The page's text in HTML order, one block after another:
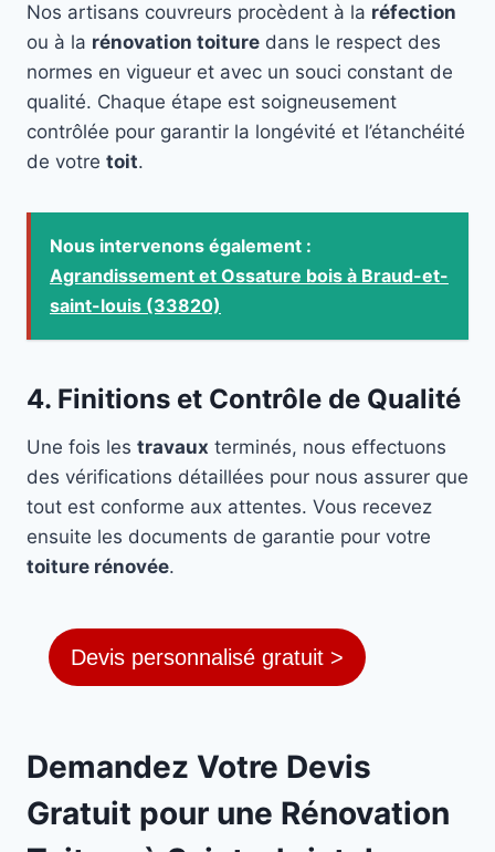
Nos artisans couvreurs procèdent à la réfection
ou à la rénovation toiture dans le respect des
normes en vigueur et avec un souci constant de
qualité. Chaque étape est soigneusement
contrôlée pour garantir la longévité et l’étanchéité
de votre toit.
Nous intervenons également :
Agrandissement et Ossature bois à Braud-et-
saint-louis (33820)
4. Finitions et Contrôle de Qualité
Une fois les travaux terminés, nous effectuons
des vérifications détaillées pour nous assurer que
tout est conforme aux attentes. Vous recevez
ensuite les documents de garantie pour votre
toiture rénovée.
Devis personnalisé gratuit >
Demandez Votre Devis
Gratuit pour une Rénovation